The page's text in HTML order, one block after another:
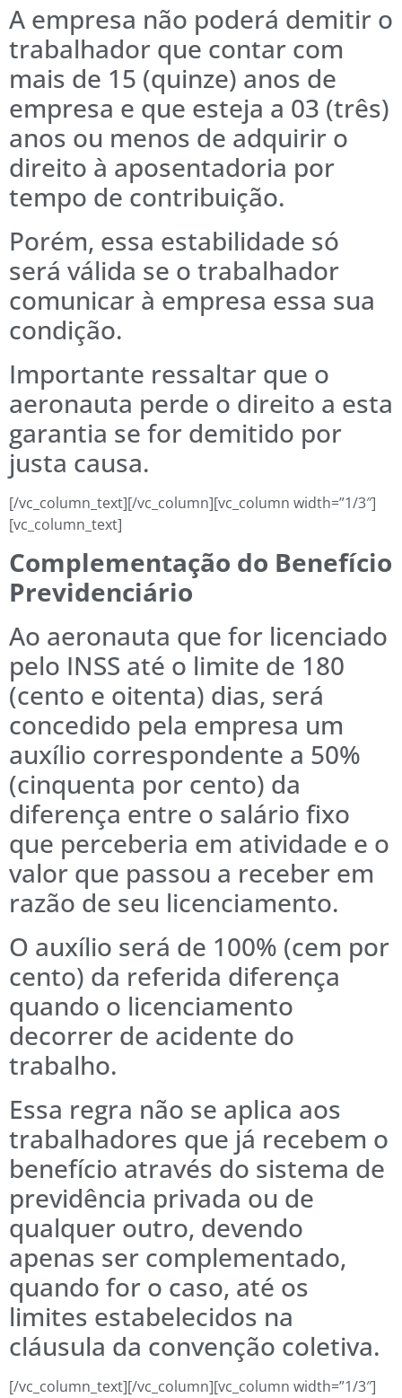
A empresa não poderá demitir o
trabalhador que contar com
mais de 15 (quinze) anos de
empresa e que esteja a 03 (três)
anos ou menos de adquirir o
direito à aposentadoria por
tempo de contribuição.
Porém, essa estabilidade só
será válida se o trabalhador
comunicar à empresa essa sua
condição.
Importante ressaltar que o
aeronauta perde o direito a esta
garantia se for demitido por
justa causa.
[/vc_column_text][/vc_column][vc_column width=”1/3″]
[vc_column_text]
Complementação do Benefício
Previdenciário
Ao aeronauta que for licenciado
pelo INSS até o limite de 180
(cento e oitenta) dias, será
concedido pela empresa um
auxílio correspondente a 50%
(cinquenta por cento) da
diferença entre o salário fixo
que perceberia em atividade e o
valor que passou a receber em
razão de seu licenciamento.
O auxílio será de 100% (cem por
cento) da referida diferença
quando o licenciamento
decorrer de acidente do
trabalho.
Essa regra não se aplica aos
trabalhadores que já recebem o
benefício através do sistema de
previdência privada ou de
qualquer outro, devendo
apenas ser complementado,
quando for o caso, até os
limites estabelecidos na
cláusula da convenção coletiva.
[/vc_column_text][/vc_column][vc_column width=”1/3″]